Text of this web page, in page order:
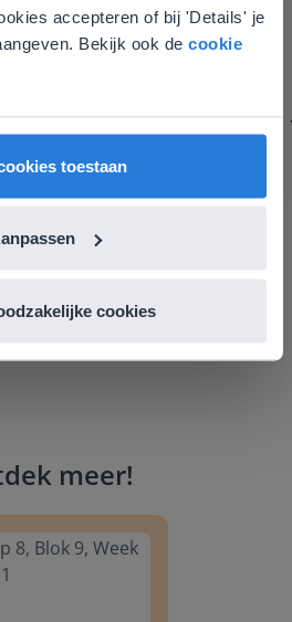
accepteren of bij 'Details' je
Bekijk ook de cookie
toestaan
cookies
zoveel eenvoudiger én
de leerkracht als de
Gynzy me veel meer tijd
nodige aandacht te geven.
verbeteren en extra
definitief voorbij.
meer!
locatie
we dat je misschien
voor English gaat. Hier
Vlaanderen